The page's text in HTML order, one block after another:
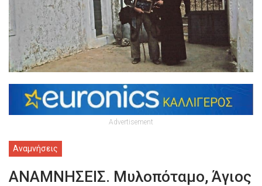
Advertisement
Αναμνήσεις
ΑΝΑΜΝΗΣΕΙΣ. Μυλοπόταμο, Άγιος